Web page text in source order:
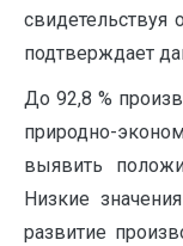
подтверждает
До 92,8 %
природно-
выявить
Низкие
развитие